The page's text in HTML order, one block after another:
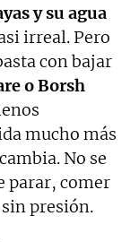
y su agua
irreal. Pero
con bajar
o Borsh
mucho más
No se
parar, comer
presión.